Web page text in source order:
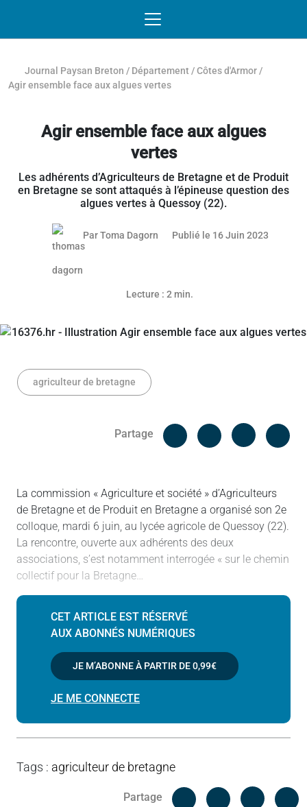
Journal Paysan Breton / Département /Côtes d'Armor /
Agir ensemble face aux algues vertes
Agir ensemble face aux algues
vertes
Les adhérents d’Agriculteurs de Bretagne et de Produit
en Bretagne se sont attaqués à l’épineuse question des
algues vertes à Quessoy (22).
Article réservé aux abonnés
ParToma Dagorn Publié le 16 Juin 2023
Lecture : 2 min.
agriculteur de bretagne
Partage
Facebook
La commission « Agriculture et société » d’Agriculteurs
de Bretagne et de Produit en Bretagne a organisé son 2e
colloque, mardi 6 juin, au lycée agricole de Quessoy (22).
La rencontre, ouverte aux adhérents des deux
associations, s’est notamment interrogée « sur le chemin
collectif pour la Bretagne…
CET ARTICLE EST RÉSERVÉ
AUX ABONNÉS NUMÉRIQUES
JE M’ABONNE À PARTIR DE0,99€
JE ME CONNECTE
Tags : agriculteur de bretagne
Partage
Facebook